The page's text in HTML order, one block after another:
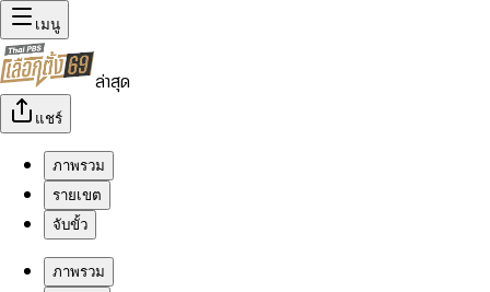
เมนู
ล่าสุด
แชร์
ภาพรวม
รายเขต
จับขั้ว
ภาพรวม